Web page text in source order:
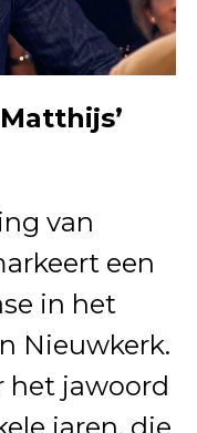
van
een
in het
Nieuwkerk.
het jawoord
jaren, die